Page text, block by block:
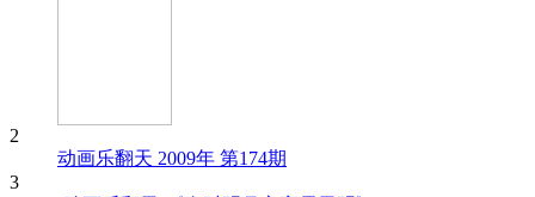
2
动画乐翻天 2009年 第174期
3